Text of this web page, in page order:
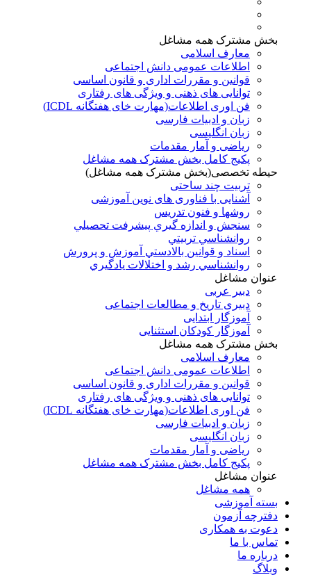
بخش مشترک همه مشاغل
معارف اسلامی
اطلاعات عمومی دانش اجتماعی
قوانین و مقررات اداری و قانون اساسی
توانایی های ذهنی و ویژگی های رفتاری
فن اوری اطلاعات(مهارت خای هفتگانه ICDL)
زبان و ادبیات فارسی
زبان انگلیسی
ریاضی و آمار مقدمات
پکیج کامل بخش مشترک همه مشاغل
حیطه تخصصی(بخش مشترک همه مشاغل)
تربیت چند ساحتی
آشنایی با فناوری های نوین آموزشی
روشها و فنون تدريس
سنجش و اندازه گيري پيشرفت تحصيلي
روانشناسي تربيتي
اسناد و قوانين بالادستي آموزش و پرورش
روانشناسي رشد و اختلالات يادگيري
عنوان مشاغل
دبير عربی
دبیری تاریخ و مطالعات اجتماعی
آموزگار ابتدایی
آموزگار کودکان استثنایی
بخش مشترک همه مشاغل
معارف اسلامی
اطلاعات عمومی دانش اجتماعی
قوانین و مقررات اداری و قانون اساسی
توانایی های ذهنی و ویژگی های رفتاری
فن اوری اطلاعات(مهارت خای هفتگانه ICDL)
زبان و ادبیات فارسی
زبان انگلیسی
ریاضی و آمار مقدمات
پکیج کامل بخش مشترک همه مشاغل
عنوان مشاغل
همه مشاغل
بسته آموزشی
دفترچه آزمون
دعوت به همکاری
تماس با ما
درباره ما
وبلاگ